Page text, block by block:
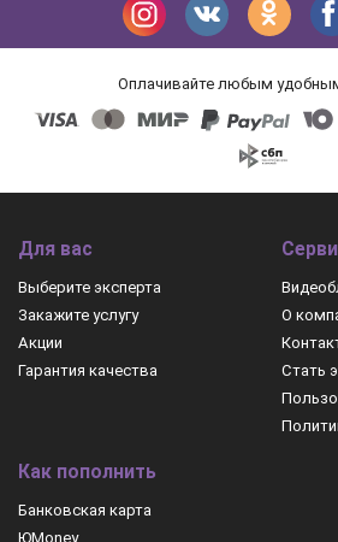
Оплачивайте любым
Для вас
Выберите эксперта
Закажите услугу
Акции
Гарантия качества
О
Стать
Как пополнить
Банковская карта
ЮMoney